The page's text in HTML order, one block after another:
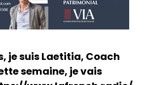
je suis Laetitia, Coach
semaine, je vais